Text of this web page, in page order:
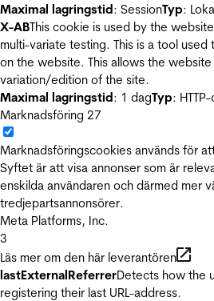
Maximal lagringstid: SessionTyp:
X-ABThis cookie is used by the
multi-variate testing. This is a tool
on the website. This allows the
variation/edition of the site.
Maximal lagringstid: 1 dagTyp:
Marknadsföring 27
Marknadsföringscookies används för
Syftet är att visa annonser som är
enskilda användaren och därmed mer
tredjepartsannonsörer.
Meta Platforms, Inc.
3
Läs mer om den här leverantören
lastExternalReferrerDetects how the
registering their last URL-address.